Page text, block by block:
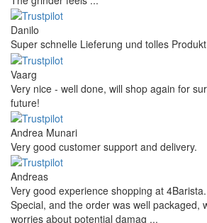
Danilo
Super schnelle Lieferung und tolles Produkt
Vaarg
Very nice - well done, will shop again for
future!
Andrea Munari
Very good customer support and delivery.
Andreas
Very good experience shopping at
Special, and the order was well packaged,
worries about potential damag ...